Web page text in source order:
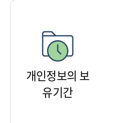
개인정보의 보
유기간